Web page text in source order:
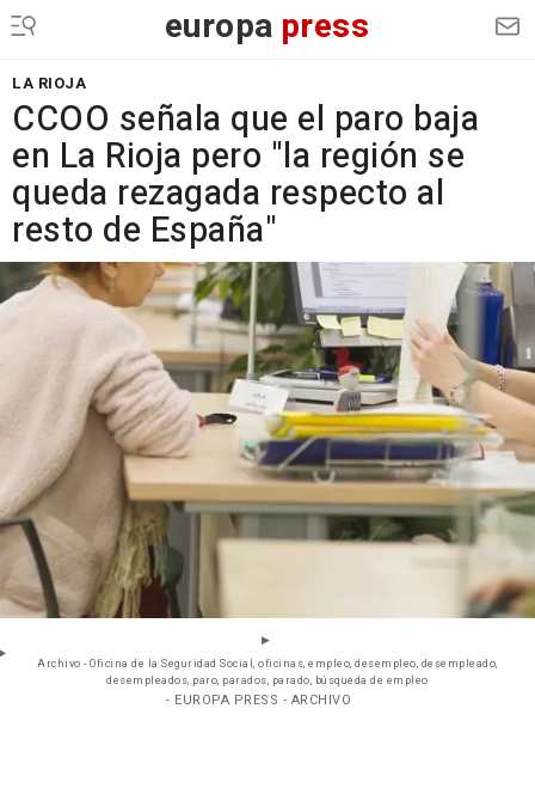
europa press
LA RIOJA
CCOO señala que el paro baja
en La Rioja pero "la región se
queda rezagada respecto al
resto de España"
Archivo - Oficina de la Seguridad Social, oficinas, empleo, desempleo, desempleado,
desempleados, paro, parados, parado, búsqueda de empleo
- EUROPA PRESS - ARCHIVO